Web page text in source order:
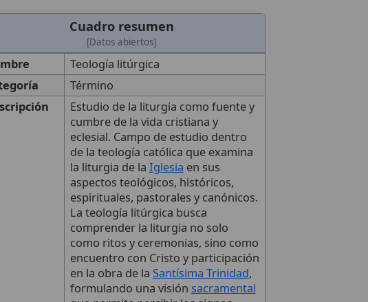
Cuadro resumen
[Datos abiertos]
Teología litúrgica
Término
Estudio de la liturgia como fuente y
cumbre de la vida cristiana y
eclesial. Campo de estudio dentro
de la teología católica que examina
la liturgia de la Iglesia en sus
aspectos teológicos, históricos,
espirituales, pastorales y canónicos.
La teología litúrgica busca
comprender la liturgia no solo
como ritos y ceremonias, sino como
encuentro con Cristo y participación
en la obra de la Santísima Trinidad,
formulando una visión sacramental